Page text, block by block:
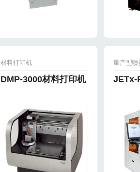
材料打印机
DMP-3000材料打印机
量产型
JETx-